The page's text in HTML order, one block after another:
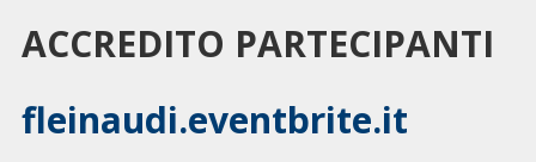
ACCREDITO PARTECIPANTI
fleinaudi.eventbrite.it